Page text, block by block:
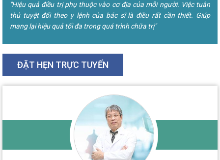
"Hiệu quả điều trị phụ thuộc vào cơ địa của mỗi người. Việc tuân
thủ tuyệt đối theo y lệnh của bác sĩ là điều rất cần thiết. Giúp
mang lại hiệu quả tối đa trong quá trình chữa trị"
ĐẶT HẸN TRỰC TUYẾN